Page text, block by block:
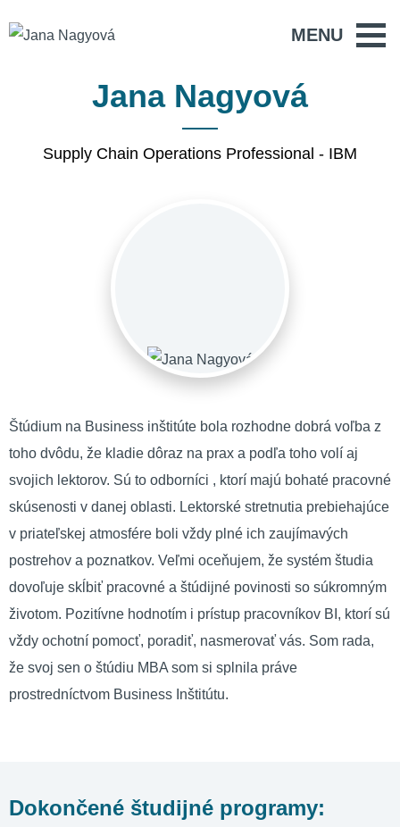
MENU
Jana Nagyová
Supply Chain Operations Professional - IBM
Štúdium na Business inštitúte bola rozhodne dobrá voľba z
toho dvôdu, že kladie dôraz na prax a podľa toho volí aj
svojich lektorov. Sú to odborníci , ktorí majú bohaté pracovné
skúsenosti v danej oblasti. Lektorské stretnutia prebiehajúce
v priateľskej atmosfére boli vždy plné ich zaujímavých
postrehov a poznatkov. Veľmi oceňujem, že systém študia
dovoľuje skĺbiť pracovné a štúdijné povinosti so súkromným
životom. Pozitívne hodnotím i prístup pracovníkov BI, ktorí sú
vždy ochotní pomocť, poradiť, nasmerovať vás. Som rada,
že svoj sen o štúdiu MBA som si splnila práve
prostredníctvom Business Inštitútu.
Dokončené študijné programy: